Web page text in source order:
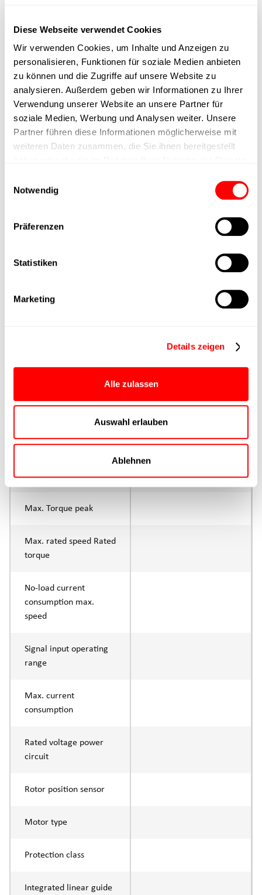
Diese Webseite verwendet Cookies
Wir verwenden Cookies, um Inhalte und Anzeigen zu
personalisieren, Funktionen für soziale Medien anbieten
zu können und die Zugriffe auf unsere Website zu
analysieren. Außerdem geben wir Informationen zu Ihrer
Verwendung unserer Website an unsere Partner für
soziale Medien, Werbung und Analysen weiter. Unsere
Partner führen diese Informationen möglicherweise mit
weiteren Daten zusammen, die Sie ihnen bereitgestellt
Notwendig
Präferenzen
Statistiken
Marketing
Details zeigen
Alle zulassen
Auswahl erlauben
Ablehnen
Nominal force
Max. Holder force
Product group
Max. feed force Fx tip
continuous operation
Max. Torque peak
Max. rated speed Rated
torque
No-load current
consumption max.
speed
Signal input operating
range
Max. current
consumption
Rated voltage power
circuit
Rotor position sensor
Motor type
Protection class
Integrated linear guide